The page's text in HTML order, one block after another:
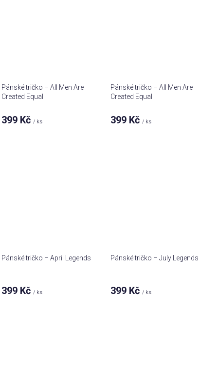
Pánské tričko – All Men Are
Created Equal
399 Kč / ks
Pánské tričko – All Men Are
Created Equal
399 Kč / ks
Pánské tričko – April Legends
399 Kč/ ks
Pánské tričko – July Legends
399 Kč/ ks